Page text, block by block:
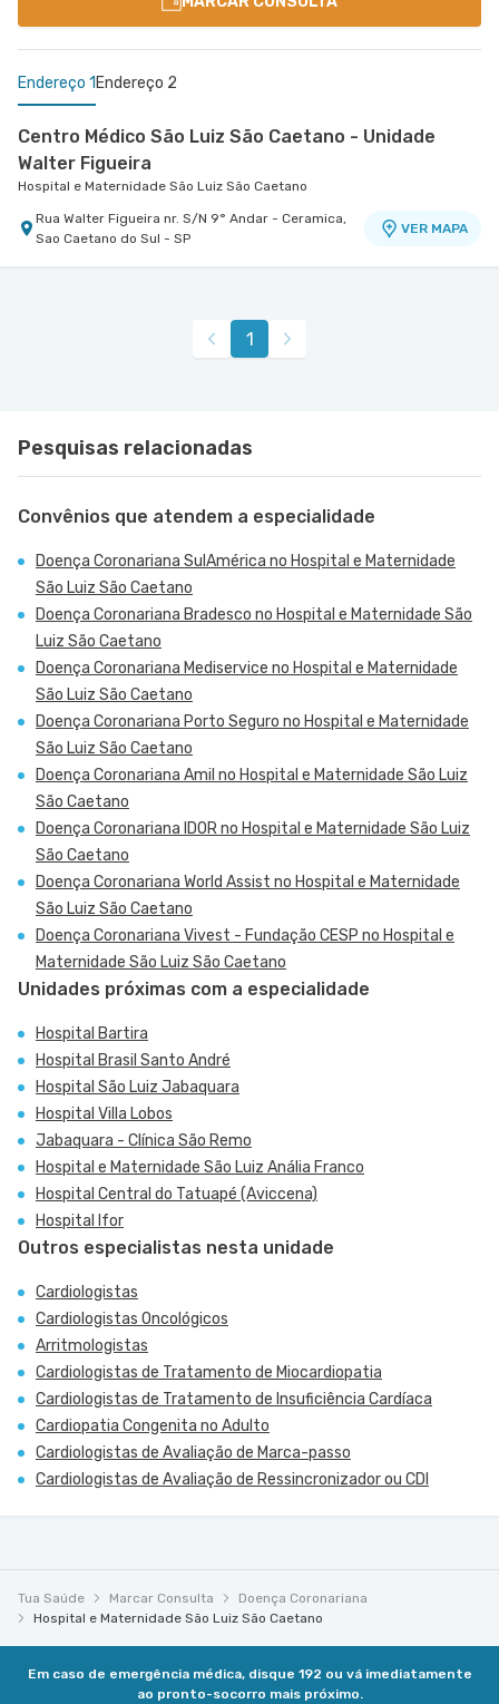
Endereço 1 Endereço 2
Centro Médico São Luiz São Caetano - Unidade
Walter Figueira
Hospital e Maternidade São Luiz São Caetano
Rua Walter Figueira nr. S/N 9° Andar - Ceramica,
Sao Caetano do Sul - SP
VER MAPA
Centro Médico Villa Lobos - Unidade Oratório
Rua do Oratorio nr. 1369 - Mooca, Sao Paulo - SP
1
Pesquisas relacionadas
Convênios que atendem a especialidade
Doença Coronariana SulAmérica no Hospital e Maternidade
São Luiz São Caetano
Doença Coronariana Bradesco no Hospital e Maternidade São
Luiz São Caetano
Doença Coronariana Mediservice no Hospital e Maternidade
São Luiz São Caetano
Doença Coronariana Porto Seguro no Hospital e Maternidade
São Luiz São Caetano
Doença Coronariana Amil no Hospital e Maternidade São Luiz
São Caetano
Doença Coronariana IDOR no Hospital e Maternidade São Luiz
São Caetano
Doença Coronariana World Assist no Hospital e Maternidade
São Luiz São Caetano
Doença Coronariana Vivest - Fundação CESP no Hospital e
Maternidade São Luiz São Caetano
Unidades próximas com a especialidade
Hospital Bartira
Hospital Brasil Santo André
Hospital São Luiz Jabaquara
Hospital Villa Lobos
Jabaquara - Clínica São Remo
Hospital e Maternidade São Luiz Anália Franco
Hospital Central do Tatuapé (Aviccena)
Hospital Ifor
Outros especialistas nesta unidade
Cardiologistas
Cardiologistas Oncológicos
Arritmologistas
Cardiologistas de Tratamento de Miocardiopatia
Cardiologistas de Tratamento de Insuficiência Cardíaca
Cardiopatia Congenita no Adulto
Cardiologistas de Avaliação de Marca-passo
Cardiologistas de Avaliação de Ressincronizador ou CDI
Tua Saúde Marcar Consulta
Doença Coronariana
Hospital e Maternidade São Luiz São Caetano
Em caso de emergência médica, disque 192 ou vá imediatamente
ao pronto-socorro mais próximo.